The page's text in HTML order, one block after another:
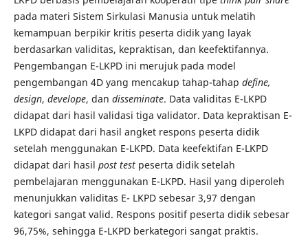
pada materi Sistem Sirkulasi Manusia untuk melatih
kemampuan berpikir kritis peserta didik yang layak
berdasarkan validitas, kepraktisan, dan keefektifannya.
Pengembangan E-LKPD ini merujuk pada model
pengembangan 4D yang mencakup tahap-tahap define,
design, develope, dan disseminate. Data validitas E-LKPD
didapat dari hasil validasi tiga validator. Data kepraktisan E-
LKPD didapat dari hasil angket respons peserta didik
setelah menggunakan E-LKPD. Data keefektifan E-LKPD
didapat dari hasil post test peserta didik setelah
pembelajaran menggunakan E-LKPD. Hasil yang diperoleh
menunjukkan validitas E- LKPD sebesar 3,97 dengan
kategori sangat valid. Respons positif peserta didik sebesar
96,75%, sehingga E-LKPD berkategori sangat praktis.